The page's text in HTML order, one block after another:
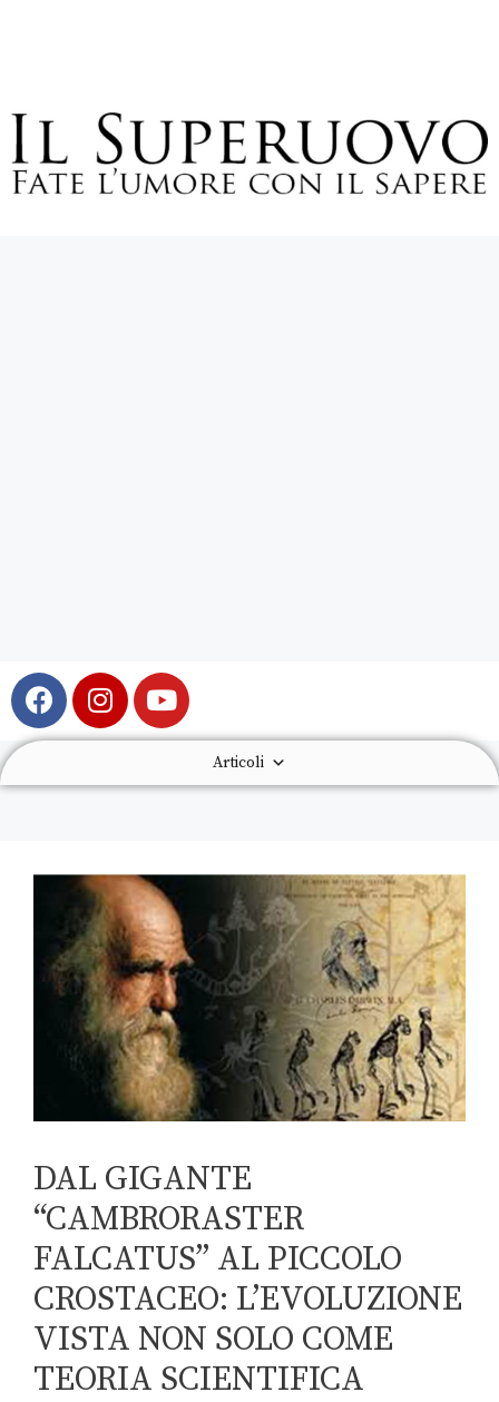
Articoli
DAL GIGANTE
“CAMBRORASTER
FALCATUS” AL PICCOLO
CROSTACEO: L’EVOLUZIONE
VISTA NON SOLO COME
TEORIA SCIENTIFICA